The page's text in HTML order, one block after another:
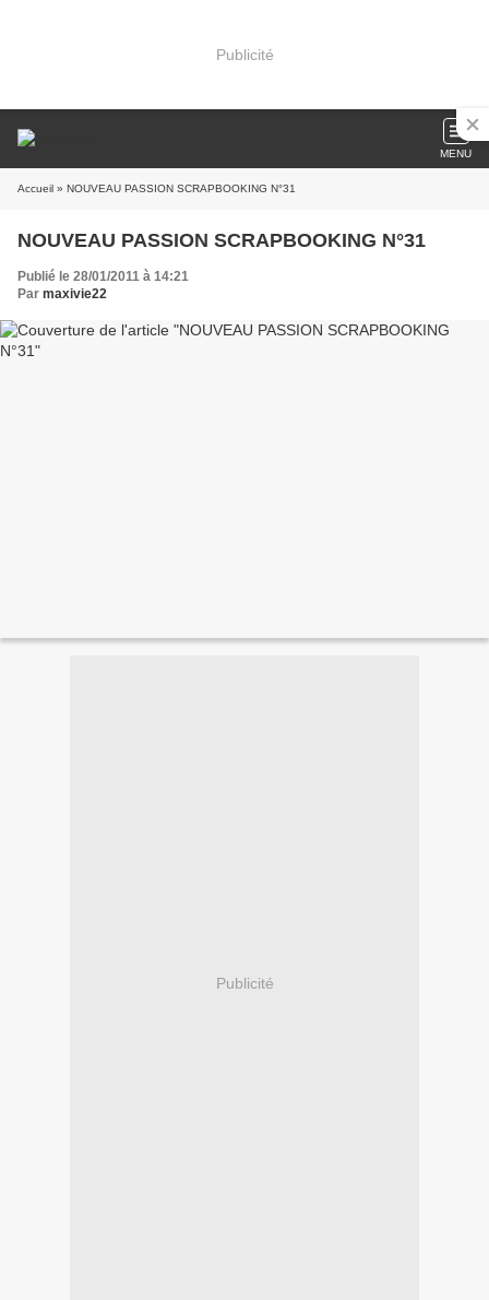
Publicité
MENU
Accueil » NOUVEAU PASSION SCRAPBOOKING N°31
NOUVEAU PASSION SCRAPBOOKING N°31
Publié le 28/01/2011 à 14:21
Par maxivie22
Publicité